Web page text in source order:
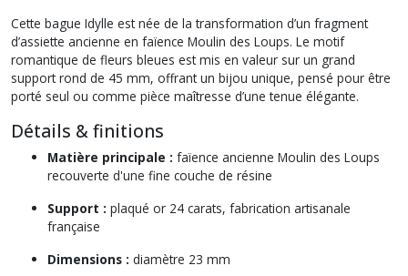
Cette bague Idylle est née de la transformation d’un fragment
d’assiette ancienne en faïence Moulin des Loups. Le motif
romantique de fleurs bleues est mis en valeur sur un grand
support rond de 45 mm, offrant un bijou unique, pensé pour être
porté seul ou comme pièce maîtresse d’une tenue élégante.
Détails & finitions
Matière principale : faïence ancienne Moulin des Loups
recouverte d'une fine couche de résine
Support : plaqué or 24 carats, fabrication artisanale
française
Dimensions : diamètre 23 mm